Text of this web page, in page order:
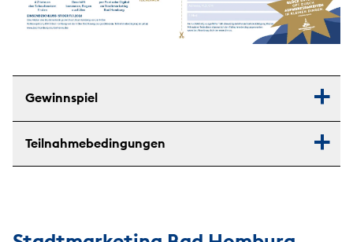
Gewinnspiel
Teilnahmebedingungen